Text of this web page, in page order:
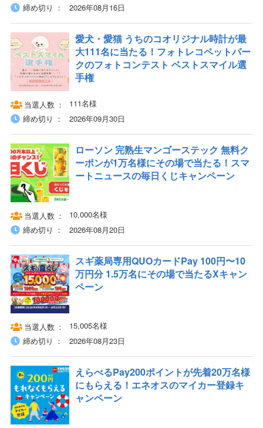
締め切り
2026年08月16日
愛犬・愛猫 うちのコオリジナル時計が最
大111名に当たる！フォトレコペットパー
クのフォトコンテスト ベストスマイル選
手権
当選人数
111名様
締め切り
2026年09月30日
ローソン 完熟生マンゴーステック 無料ク
ーポンが1万名様にその場で当たる！スマ
ートニュースの毎日くじキャンペーン
当選人数
10,000名様
締め切り
2026年08月20日
スギ薬局専用QUOカードPay 100円〜10
万円分 1.5万名にその場で当たるXキャン
ペーン
当選人数
15,005名様
締め切り
2026年08月23日
えらべるPay200ポイントが先着20万名様
にもらえる！エネオスのマイカー登録キ
ャンペーン